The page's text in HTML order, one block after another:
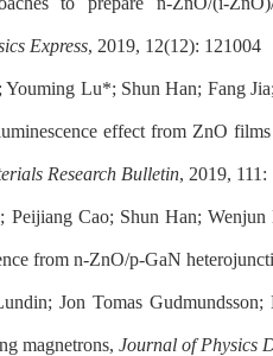
Express, 2019, 12(12): 121004
Lu*; Shun Han; Fang
effect from ZnO
Research Bulletin, 2019, 111:
Peijiang Cao; Shun Han;
from n-ZnO/p-GaN
Jon Tomas
magnetrons, Journal of Physics